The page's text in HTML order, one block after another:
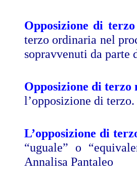
Opposizione di
terzo ordinaria nel
sopravvenuti da parte
Opposizione di
l’opposizione di terzo.
L’opposizione di
“uguale” o
Annalisa Pantaleo